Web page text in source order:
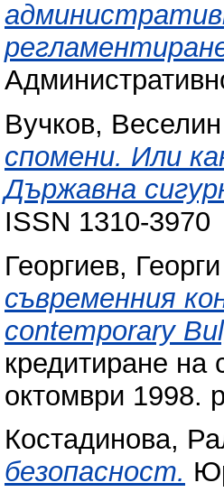
Вучков, Веселин
спомени. Или
Държавна
ISSN 1310-3970
Георгиев,
съвременния
contemporary
кредитиране
октомври 1998.
Костадинова,
безопасност.